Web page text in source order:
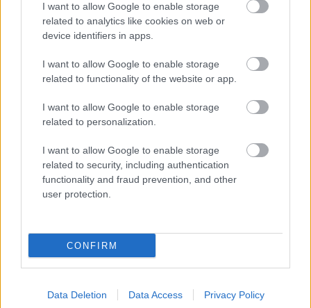
I want to allow Google to enable storage
related to analytics like cookies on web or
device identifiers in apps.
I want to allow Google to enable storage
related to functionality of the website or app.
I want to allow Google to enable storage
related to personalization.
I want to allow Google to enable storage
related to security, including authentication
functionality and fraud prevention, and other
user protection.
CONFIRM
Data Deletion Data Access Privacy Policy
DIVAT
legpocsékabb őszi divatkampány